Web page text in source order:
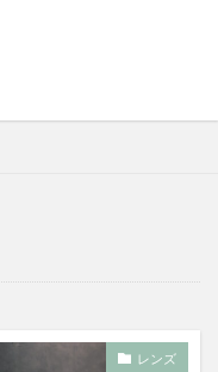
レンズ